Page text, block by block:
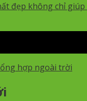
đẹp không chỉ giúp